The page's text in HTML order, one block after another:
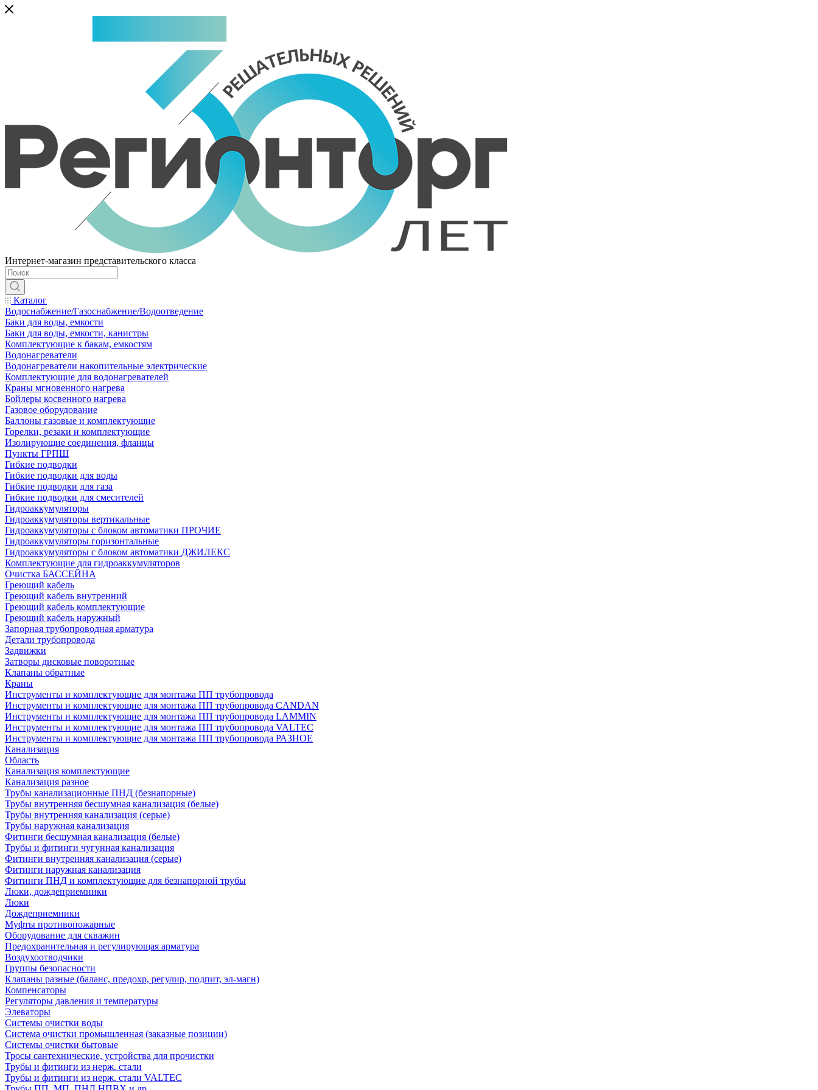
Интернет-магазин представительского класса
Каталог
Водоснабжение/Газоснабжение/Водоотведение
Баки для воды, емкости
Баки для воды, емкости, канистры
Комплектующие к бакам, емкостям
Водонагреватели
Водонагреватели накопительные электрические
Комплектующие для водонагревателей
Краны мгновенного нагрева
Бойлеры косвенного нагрева
Газовое оборудование
Баллоны газовые и комплектующие
Горелки, резаки и комплектующие
Изолирующие соединения, фланцы
Пункты ГРПШ
Гибкие подводки
Гибкие подводки для воды
Гибкие подводки для газа
Гибкие подводки для смесителей
Гидроаккумуляторы
Гидроаккумуляторы вертикальные
Гидроаккумуляторы с блоком автоматики ПРОЧИЕ
Гидроаккумуляторы горизонтальные
Гидроаккумуляторы с блоком автоматики ДЖИЛЕКС
Комплектующие для гидроаккумуляторов
Очистка БАССЕЙНА
Греющий кабель
Греющий кабель внутренний
Греющий кабель комплектующие
Греющий кабель наружный
Запорная трубопроводная арматура
Детали трубопровода
Задвижки
Затворы дисковые поворотные
Клапаны обратные
Краны
Инструменты и комплектующие для монтажа ПП трубопровода
Инструменты и комплектующие для монтажа ПП трубопровода CANDAN
Инструменты и комплектующие для монтажа ПП трубопровода LAMMIN
Инструменты и комплектующие для монтажа ПП трубопровода VALTEC
Инструменты и комплектующие для монтажа ПП трубопровода РАЗНОЕ
Канализация
Область
Канализация комплектующие
Канализация разное
Трубы канализационные ПНД (безнапорные)
Трубы внутренняя бесшумная канализация (белые)
Трубы внутренняя канализация (серые)
Трубы наружная канализация
Фитинги бесшумная канализация (белые)
Трубы и фитинги чугунная канализация
Фитинги внутренняя канализация (серые)
Фитинги наружная канализация
Фитинги ПНД и комплектующие для безнапорной трубы
Люки, дождеприемники
Люки
Дождеприемники
Муфты противопожарные
Оборудование для скважин
Предохранительная и регулирующая арматура
Воздухоотводчики
Группы безопасности
Клапаны разные (баланс, предохр, регулир, подпит, эл-магн)
Компенсаторы
Регуляторы давления и температуры
Элеваторы
Системы очистки воды
Система очистки промышленная (заказные позиции)
Системы очистки бытовые
Тросы сантехнические, устройства для прочистки
Трубы и фитинги из нерж. стали
Трубы и фитинги из нерж. стали VALTEC